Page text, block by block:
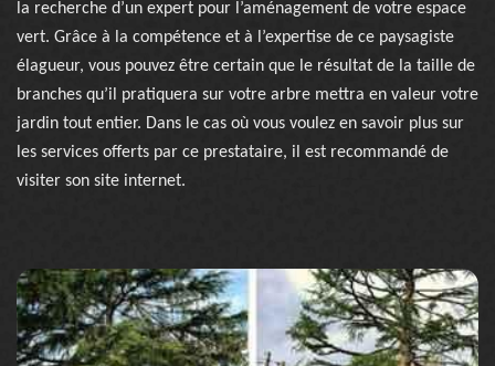
la recherche d’un expert pour l’aménagement de votre espace
vert. Grâce à la compétence et à l’expertise de ce paysagiste
élagueur, vous pouvez être certain que le résultat de la taille de
branches qu’il pratiquera sur votre arbre mettra en valeur votre
jardin tout entier. Dans le cas où vous voulez en savoir plus sur
les services offerts par ce prestataire, il est recommandé de
visiter son site internet.